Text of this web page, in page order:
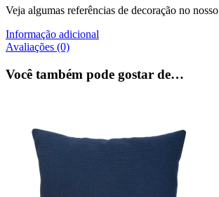
Veja algumas referências de decoração no nosso
Informação adicional
Avaliações (0)
Você também pode gostar de…